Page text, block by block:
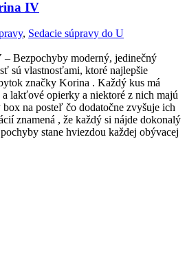
IV
, Sedacie súpravy do U
– Bezpochyby moderný, jedinečný
sú vlastnosťami, ktoré najlepšie
značky Korina . Každý kus má
lakťové opierky a niektoré z nich majú
na posteľ čo dodatočne zvyšuje ich
znamená , že každý si nájde dokonalý
stane hviezdou každej obývacej